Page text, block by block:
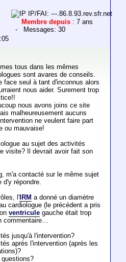
IP/FAI: ---.86.8.93.rev.sfr.net
Membre depuis : 7 ans
- Messages: 30
tous dans les mêmes
sont avares de conseils.
face seul à tant d'inconnus alors
nous aider. Surement trop
nous avons joins ce site
malheureusement aucuns
ne veulent faire part
ou mauvaise!
au sujet des activités
visite? Il devrait avoir fait son
m'a contacté sur le même sujet
d'y répondre.
l'IRM a donné un diamètre
cardiologue (le précédent a pris
ventriculegauche était trop
commentaire…
jusqu'à l'intervention?
après l'intervention (après les